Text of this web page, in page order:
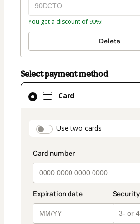
You got a discount of 90%!
Delete
Select payment method
Card
Use two cards
Card
selected
method